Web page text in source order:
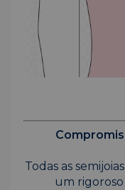
Todas as
um